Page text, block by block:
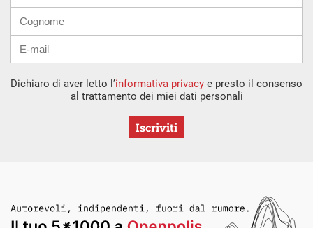
Dichiaro di aver letto l’informativa privacy e presto il consenso
al trattamento dei miei dati personali
Iscriviti